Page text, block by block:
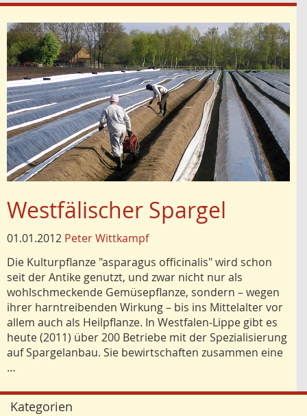
Westfälischer Spargel
01.01.2012 Peter Wittkampf
Die Kulturpflanze "asparagus officinalis" wird schon
seit der Antike genutzt, und zwar nicht nur als
wohlschmeckende Gemüsepflanze, sondern – wegen
ihrer harntreibenden Wirkung – bis ins Mittelalter vor
allem auch als Heilpflanze. In Westfalen-Lippe gibt es
heute (2011) über 200 Betriebe mit der Spezialisierung
auf Spargelanbau. Sie bewirtschaften zusammen eine
…
Kategorien